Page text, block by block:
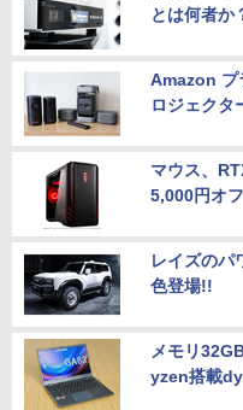
とは何者か
Amazon プ
ロジェクタ
マウス、
5,000円オ
レイズのパ
色登場!!
メモリ
yzen搭載